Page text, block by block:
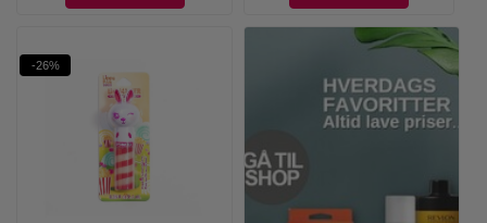
-26%